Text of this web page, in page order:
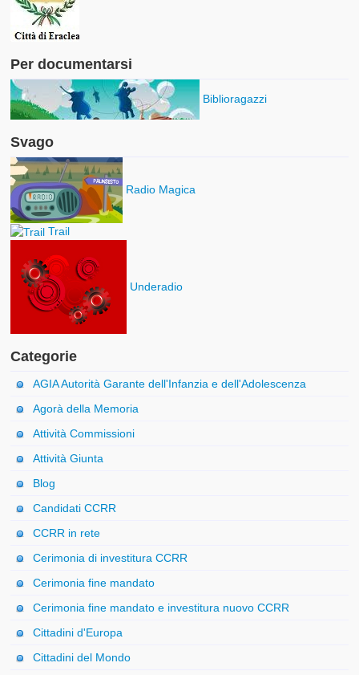
Per documentarsi
Biblioragazzi
Svago
Radio Magica
Trail
Underadio
Categorie
AGIA Autorità Garante dell'Infanzia e dell'Adolescenza
Agorà della Memoria
Attività Commissioni
Attività Giunta
Blog
Candidati CCRR
CCRR in rete
Cerimonia di investitura CCRR
Cerimonia fine mandato
Cerimonia fine mandato e investitura nuovo CCRR
Cittadini d'Europa
Cittadini del Mondo